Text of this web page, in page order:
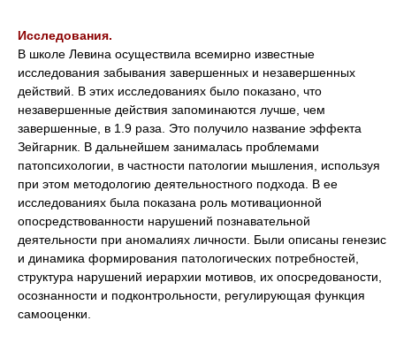
Исследования.
В школе Левина осуществила всемирно известные
исследования забывания завершенных и незавершенных
действий. В этих исследованиях было показано, что
незавершенные действия запоминаются лучше, чем
завершенные, в 1.9 раза. Это получило название эффекта
Зейгарник. В дальнейшем занималась проблемами
патопсихологии, в частности патологии мышления, используя
при этом методологию деятельностного подхода. В ее
исследованиях была показана роль мотивационной
опосредствованности нарушений познавательной
деятельности при аномалиях личности. Были описаны генезис
и динамика формирования патологических потребностей,
структура нарушений иерархии мотивов, их опосредованости,
осознанности и подконтрольности, регулирующая функция
самооценки.